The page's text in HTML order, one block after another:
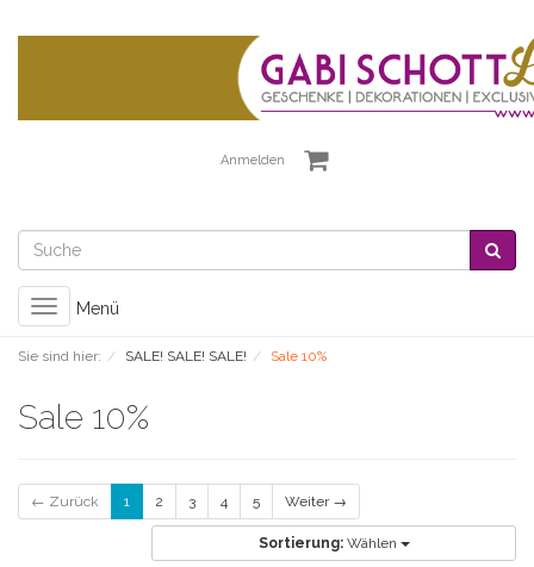
Anmelden
Toggle
navigation
Menü
Sie sind hier: SALE! SALE! SALE! Sale 10%
Sale 10%
← Zurück 1 2 3 4 5 Weiter →
Sortierung: Wählen